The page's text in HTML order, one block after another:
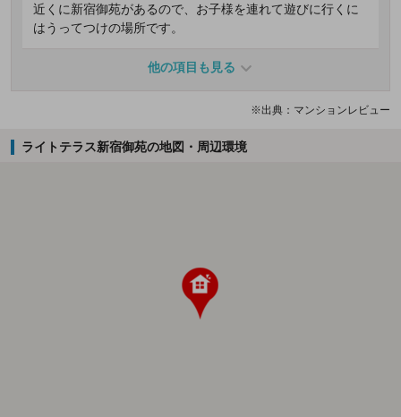
近くに新宿御苑があるので、お子様を連れて遊びに行くに
はうってつけの場所です。
他の項目も見る
※出典：マンションレビュー
ライトテラス新宿御苑の地図・周辺環境